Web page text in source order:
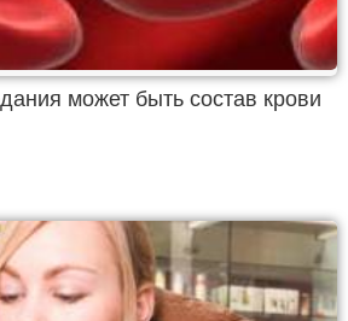
может быть состав крови